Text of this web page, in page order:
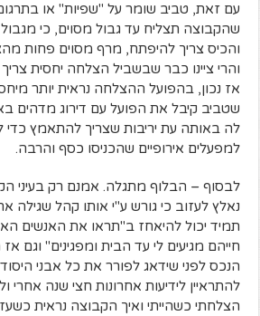
עם זאת, טביב שומר על "שפיות" או
שהקבוצה תצליח עד גבול מסוים, כי
והכיס צריך להיפתח, מרף מסוים פחות
והרי ציינו כבר שבשביל הצלחה יחסית
אז נכון, בהפועל ההצלחה נראית יותר
שטביב קיבל את הפועל עם דירוג מדהים
לה באותה עת יריבות שצריך להתאמץ כדי
למפעלים אירופיים שהכניסו כסף והרבה.
לבסוף – הבלוף מתגלה. אמנם רק בעיני
נאלץ לעזוב כי גורש ע"י אותו קהל שגילה
תמיד יכול להיאחז ב"תראו את האנשים
חייהם מגיעים לי עד הבית ומפגינים" וגם
הנכס לפני שידאג לפורר את כל אבני היסוד
להתראיין לידיעות אחרונות חצי שנה אחרי
הצלחתי כשהייתי ואיך הקבוצה נראית